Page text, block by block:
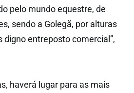
pelo mundo equestre, de
sendo a Golegã, por alturas
digno entreposto comercial”,
haverá lugar para as mais